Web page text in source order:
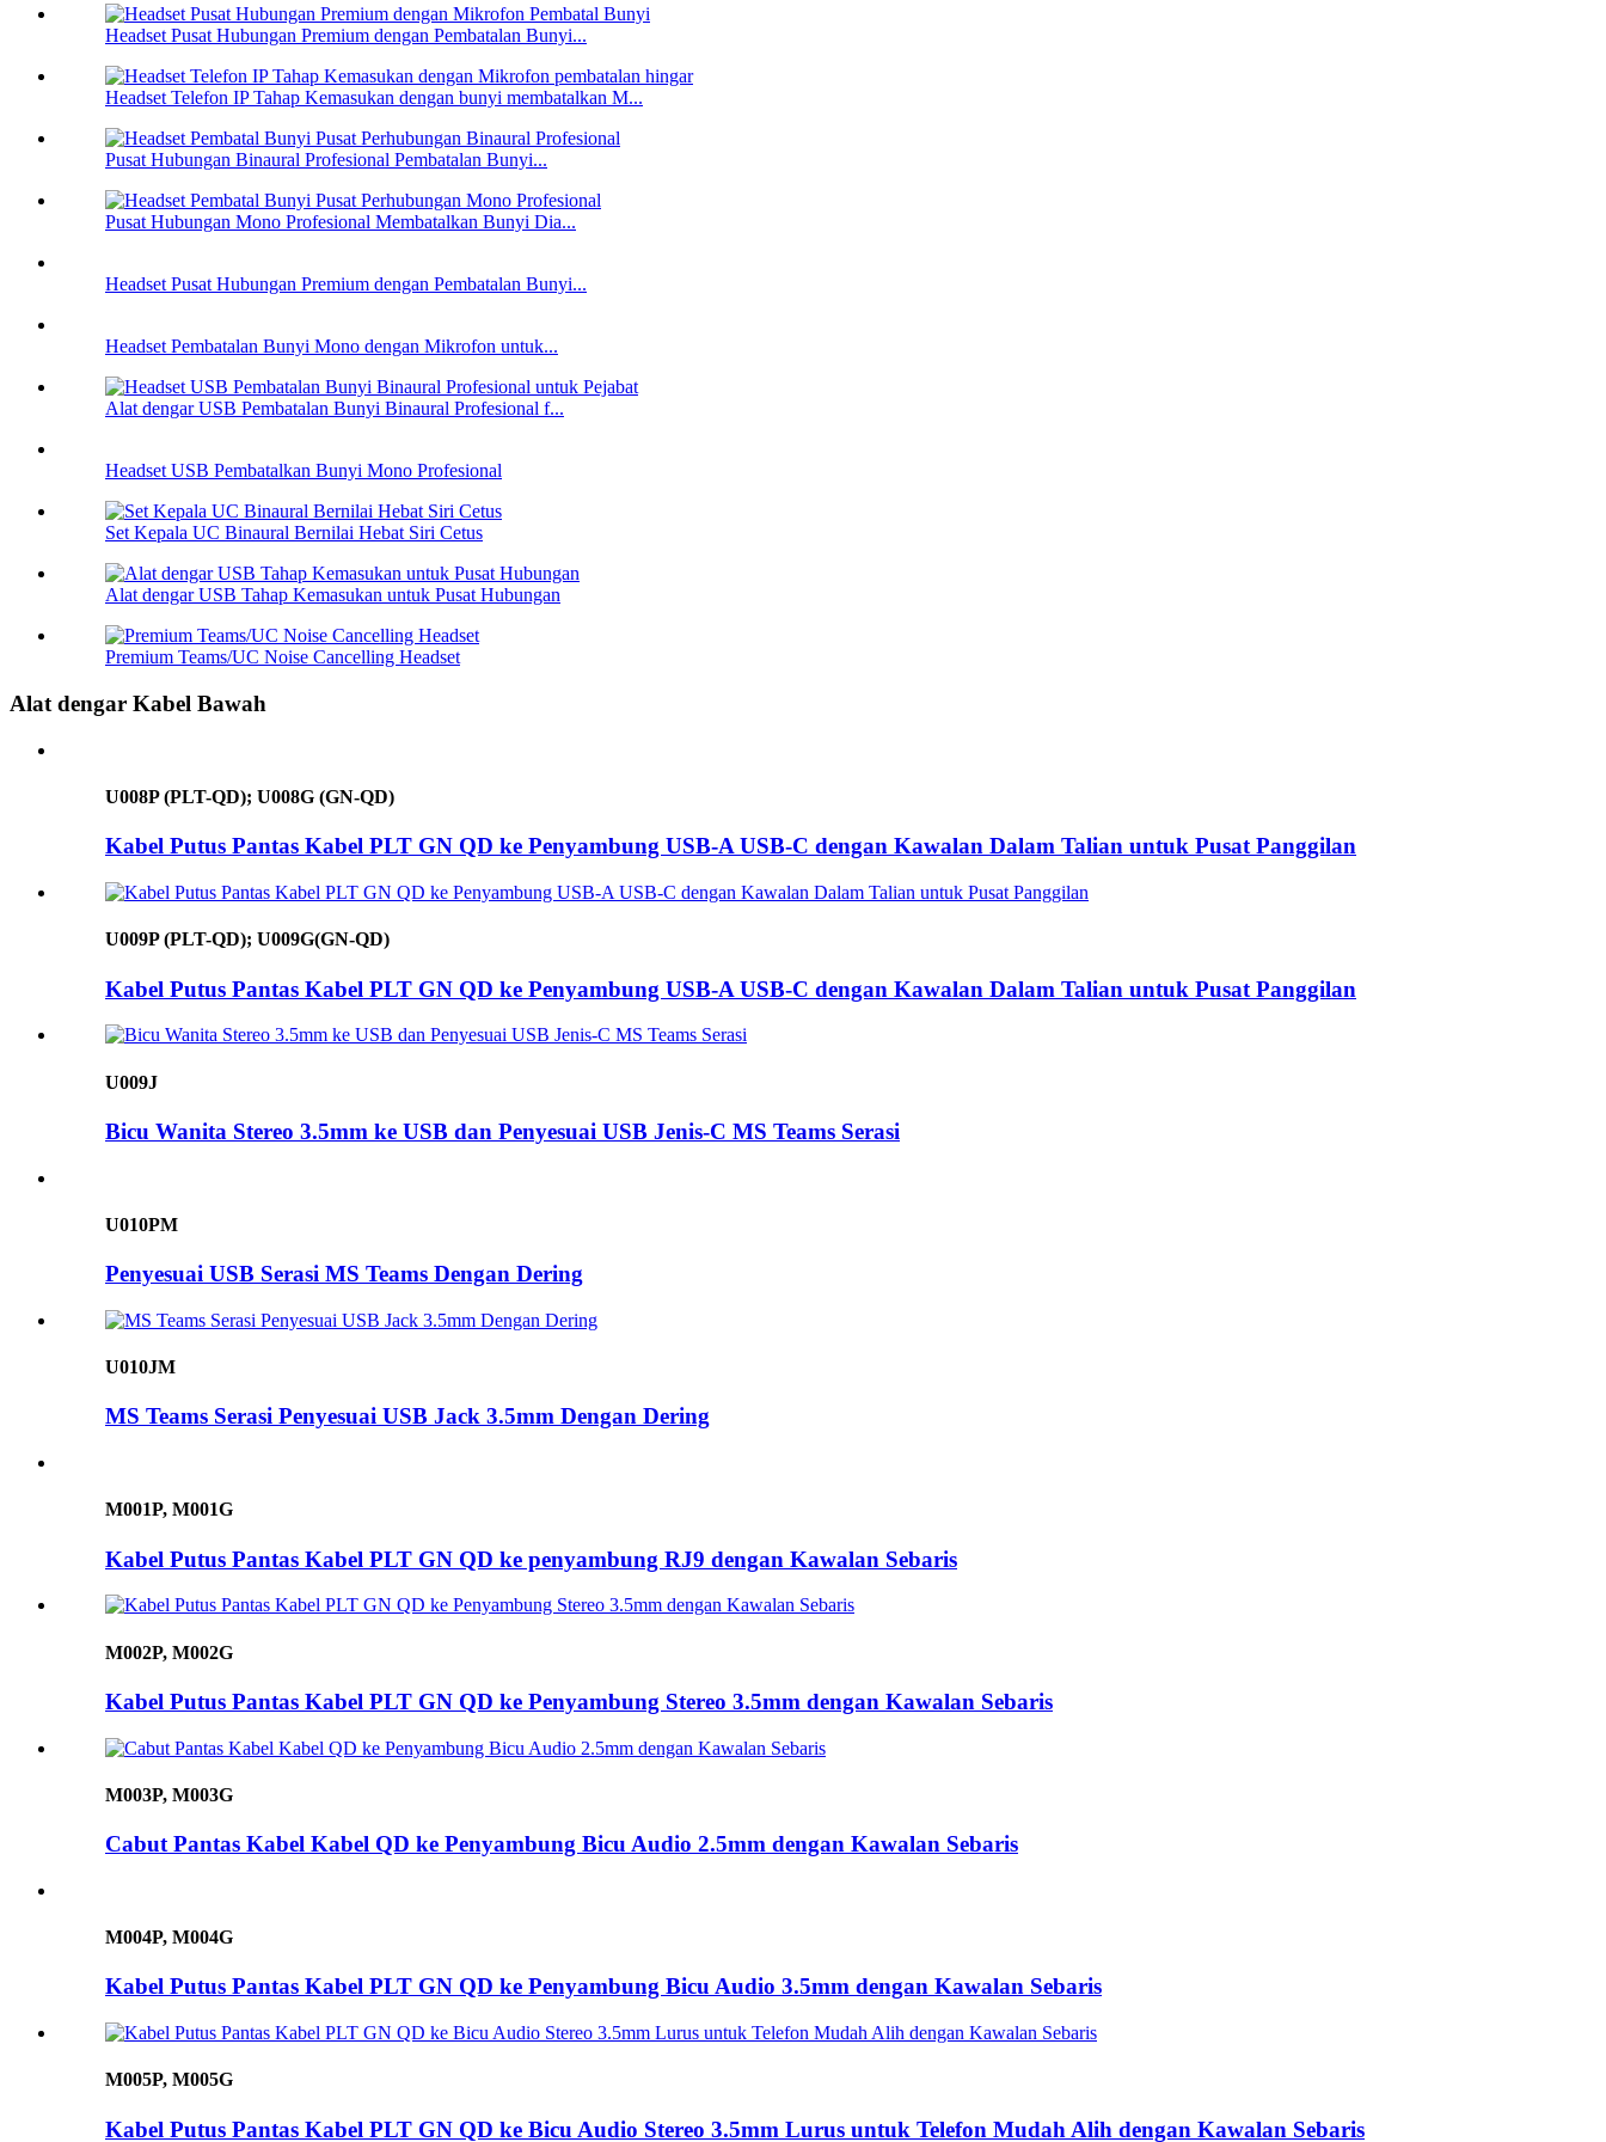
Headset Pusat Hubungan Premium dengan Pembatalan Bunyi...
Headset Telefon IP Tahap Kemasukan dengan bunyi membatalkan M...
Pusat Hubungan Binaural Profesional Pembatalan Bunyi...
Pusat Hubungan Mono Profesional Membatalkan Bunyi Dia...
Headset Pusat Hubungan Premium dengan Pembatalan Bunyi...
Headset Pembatalan Bunyi Mono dengan Mikrofon untuk...
Alat dengar USB Pembatalan Bunyi Binaural Profesional f...
Headset USB Pembatalkan Bunyi Mono Profesional
Set Kepala UC Binaural Bernilai Hebat Siri Cetus
Alat dengar USB Tahap Kemasukan untuk Pusat Hubungan
Premium Teams/UC Noise Cancelling Headset
Alat dengar Kabel Bawah
U008P (PLT-QD); U008G (GN-QD)
Kabel Putus Pantas Kabel PLT GN QD ke Penyambung USB-A USB-C dengan Kawalan Dalam Talian untuk Pusat Panggilan
U009P (PLT-QD); U009G(GN-QD)
Kabel Putus Pantas Kabel PLT GN QD ke Penyambung USB-A USB-C dengan Kawalan Dalam Talian untuk Pusat Panggilan
U009J
Bicu Wanita Stereo 3.5mm ke USB dan Penyesuai USB Jenis-C MS Teams Serasi
U010PM
Penyesuai USB Serasi MS Teams Dengan Dering
U010JM
MS Teams Serasi Penyesuai USB Jack 3.5mm Dengan Dering
M001P, M001G
Kabel Putus Pantas Kabel PLT GN QD ke penyambung RJ9 dengan Kawalan Sebaris
M002P, M002G
Kabel Putus Pantas Kabel PLT GN QD ke Penyambung Stereo 3.5mm dengan Kawalan Sebaris
M003P, M003G
Cabut Pantas Kabel Kabel QD ke Penyambung Bicu Audio 2.5mm dengan Kawalan Sebaris
M004P, M004G
Kabel Putus Pantas Kabel PLT GN QD ke Penyambung Bicu Audio 3.5mm dengan Kawalan Sebaris
M005P, M005G
Kabel Putus Pantas Kabel PLT GN QD ke Bicu Audio Stereo 3.5mm Lurus untuk Telefon Mudah Alih dengan Kawalan Sebaris